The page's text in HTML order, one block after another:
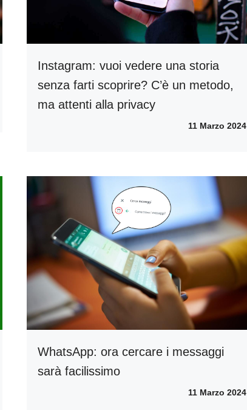
Instagram: vuoi vedere una storia
senza farti scoprire? C’è un metodo,
ma attenti alla privacy
11 Marzo 2024
WhatsApp: ora cercare i messaggi
sarà facilissimo
11 Marzo 2024